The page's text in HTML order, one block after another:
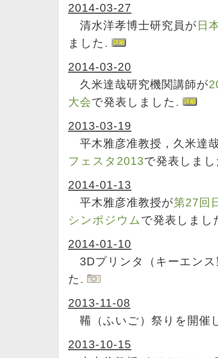
2014-03-27
清水洋孝博士研究員が日
ました.
2014-03-20
久米達哉研究機関講師が
大会で発表しました.
2013-03-19
平木雅彦准教授，久米達
フェスタ2013で発表しま
2014-01-13
平木雅彦准教授が第27回
シンポジウムで発表しま
2014-01-10
3Dプリンタ（キーエンス
た.
2013-11-08
鞴（ふいご）祭りを開催
2013-10-15